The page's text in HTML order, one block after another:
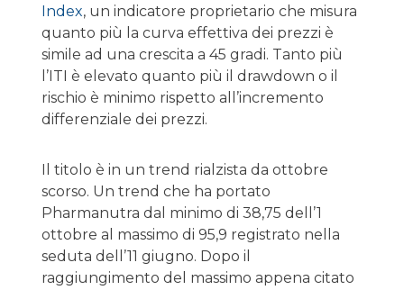
Index, un indicatore proprietario che misura
quanto più la curva effettiva dei prezzi è
simile ad una crescita a 45 gradi. Tanto più
l’ITI è elevato quanto più il drawdown o il
rischio è minimo rispetto all’incremento
differenziale dei prezzi.
Il titolo è in un trend rialzista da ottobre
scorso. Un trend che ha portato
Pharmanutra dal minimo di 38,75 dell’1
ottobre al massimo di 95,9 registrato nella
seduta dell’11 giugno. Dopo il
raggiungimento del massimo appena citato